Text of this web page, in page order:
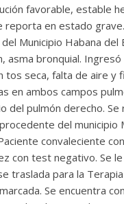
favorable, estable
reporta en estado grave.
del Municipio Habana
asma bronquial.
tos seca, falta de aire
en ambos campos
del pulmón derecho.
del
convaleciente
con test negativo. Se
traslada para la
Se encuentra